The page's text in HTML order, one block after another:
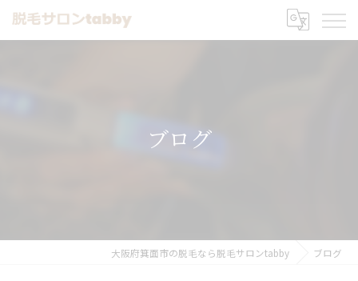
ブログ
大阪府箕面市の脱毛なら脱毛サロンtabby ブログ